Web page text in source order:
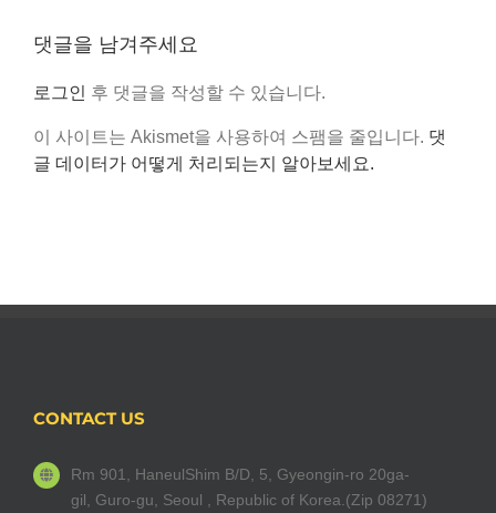
댓글을 남겨주세요
로그인 후 댓글을 작성할 수 있습니다.
이 사이트는 Akismet을 사용하여 스팸을 줄입니다. 댓
글 데이터가 어떻게 처리되는지 알아보세요.
CONTACT US
Rm 901, HaneulShim B/D, 5, Gyeongin-ro 20ga-
gil, Guro-gu, Seoul , Republic of Korea.(Zip 08271)